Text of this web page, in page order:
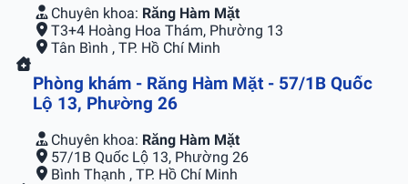
Chuyên khoa: Răng Hàm Mặt
T3+4 Hoàng Hoa Thám, Phường 13
Tân Bình , TP. Hồ Chí Minh
Phòng khám - Răng Hàm Mặt - 57/1B Quốc
Lộ 13, Phường 26
Chuyên khoa: Răng Hàm Mặt
57/1B Quốc Lộ 13, Phường 26
Bình Thạnh , TP. Hồ Chí Minh